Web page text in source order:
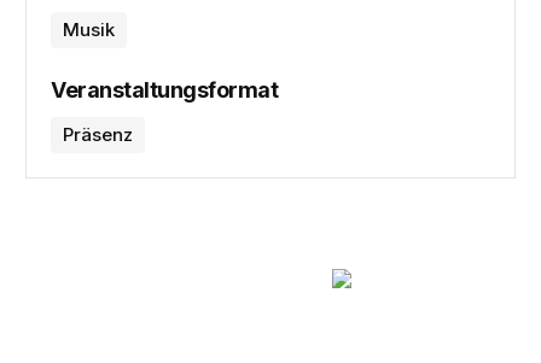
Musik
Veranstaltungsformat
Präsenz